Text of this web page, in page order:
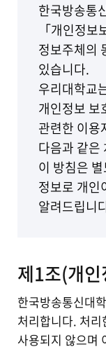
한국방송통
「개인정
정보주체의
있습니다.
우리대학교
개인정보 보
관련한 이용
다음과 같은
이 방침은
정보로 개인
알려드립니
제1조(개
한국방송통신대
처리합니다. 처
사용되지 않으며